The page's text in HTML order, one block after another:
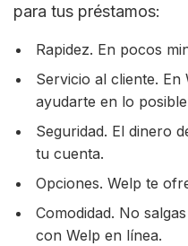
para tus préstamos:
Rapidez. En pocos
Servicio al cliente.
ayudarte en lo
Seguridad. El dinero
tu cuenta.
Opciones. Welp te
Comodidad. No
con Welp en línea.